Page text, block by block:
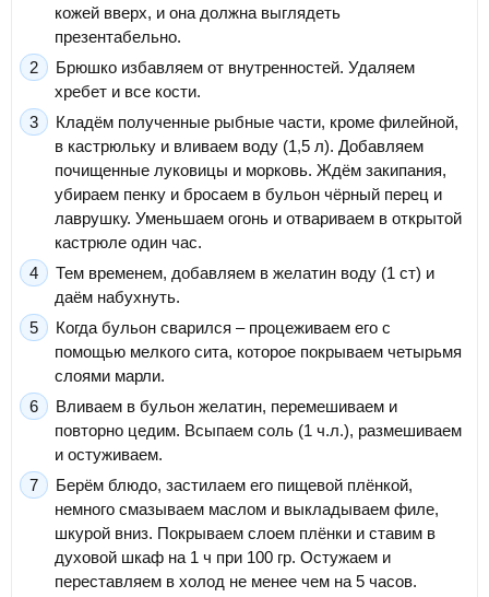
кожей вверх, и она должна выглядеть
презентабельно.
Брюшко избавляем от внутренностей. Удаляем
хребет и все кости.
Кладём полученные рыбные части, кроме филейной,
в кастрюльку и вливаем воду (1,5 л). Добавляем
почищенные луковицы и морковь. Ждём закипания,
убираем пенку и бросаем в бульон чёрный перец и
лаврушку. Уменьшаем огонь и отвариваем в открытой
кастрюле один час.
Тем временем, добавляем в желатин воду (1 ст) и
даём набухнуть.
Когда бульон сварился – процеживаем его с
помощью мелкого сита, которое покрываем четырьмя
слоями марли.
Вливаем в бульон желатин, перемешиваем и
повторно цедим. Всыпаем соль (1 ч.л.), размешиваем
и остуживаем.
Берём блюдо, застилаем его пищевой плёнкой,
немного смазываем маслом и выкладываем филе,
шкурой вниз. Покрываем слоем плёнки и ставим в
духовой шкаф на 1 ч при 100 гр. Остужаем и
переставляем в холод не менее чем на 5 часов.